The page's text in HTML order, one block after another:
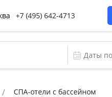
+7 (495) 642-4713
СПА-отели с бассейном